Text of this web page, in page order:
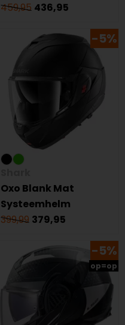
459,95 436,95
-5%
Oxo Blank Mat
Systeemhelm
399,99 379,95
-5%
op=op